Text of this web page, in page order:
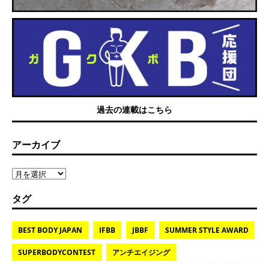
過去の連載はこちら
アーカイブ
タグ
BEST BODY JAPAN IFBB JBBF SUMMER STYLE AWARD
SUPERBODYCONTEST アンチエイジング